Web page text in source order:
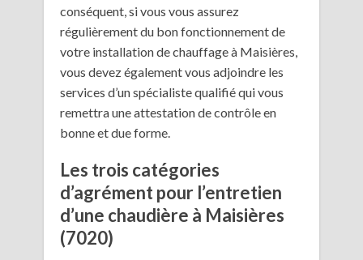
conséquent, si vous vous assurez
régulièrement du bon fonctionnement de
votre installation de chauffage à Maisières,
vous devez également vous adjoindre les
services d’un spécialiste qualifié qui vous
remettra une attestation de contrôle en
bonne et due forme.
Les trois catégories
d’agrément pour l’entretien
d’une chaudière à Maisières
(7020)